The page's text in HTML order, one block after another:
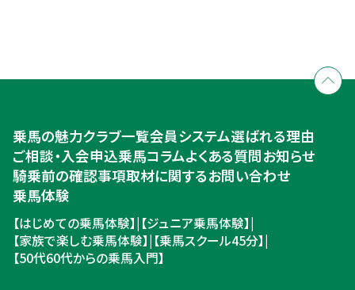
入会のご相談・申込
ご相談・入会申込
乗馬の魅力クラブ一覧会員システム選ばれる理由
ご相談・入会申込乗馬コラムよくある質問お知らせ
騎乗前の確認事項取材に関するお問い合わせ
乗馬体験
【はじめての乗馬体験】| 【ジュニア乗馬体験】|
【家族で楽しむ乗馬体験】| 【乗馬スクール45分】|
【50代60代からの乗馬入門】